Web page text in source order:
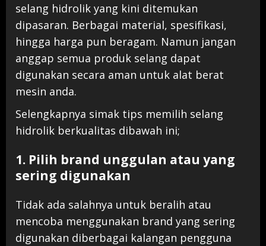
selang hidrolik yang kini ditemukan
dipasaran. Berbagai material, spesifikasi,
hingga harga pun beragam. Namun jangan
anggap semua produk selang dapat
digunakan secara aman untuk alat berat
mesin anda.
Selengkapnya simak tips memilih selang
hidrolik berkualitas dibawah ini;
1. Pilih brand unggulan atau yang
sering digunakan
Tidak ada salahnya untuk beralih atau
mencoba menggunakan brand yang sering
digunakan diberbagai kalangan pengguna